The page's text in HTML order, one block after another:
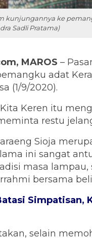
kunjungannya ke
Sadli Pratama)
MAROS –
adat
(1/9/2020).
Keren itu
restu
Sioja
ini sangat
masa
bersama
Simpatisan,
selain